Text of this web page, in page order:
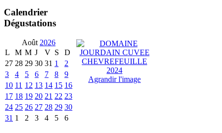
Calendrier
Dégustations
Août 2026
L
M M J V S
D
27 28 29 30 31 1
2
3
4 5 6 7 8
9
10 11 12 13 14 15 16
17 18 19 20 21 22 23
24 25 26 27 28 29 30
31 1 2 3 4 5 6
Agrandir l'image